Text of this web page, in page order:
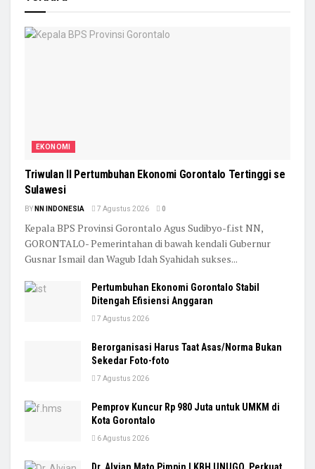
EKONOMI
Triwulan II Pertumbuhan Ekonomi Gorontalo Tertinggi se
Sulawesi
BY NN INDONESIA 7 Agustus 2026 0
Kepala BPS Provinsi Gorontalo Agus Sudibyo-f.ist NN,
GORONTALO- Pemerintahan di bawah kendali Gubernur
Gusnar Ismail dan Wagub Idah Syahidah sukses...
Pertumbuhan Ekonomi Gorontalo Stabil
Ditengah Efisiensi Anggaran
7 Agustus 2026
Berorganisasi Harus Taat Asas/Norma Bukan
Sekedar Foto-foto
7 Agustus 2026
Pemprov Kuncur Rp 980 Juta untuk UMKM di
Kota Gorontalo
6 Agustus 2026